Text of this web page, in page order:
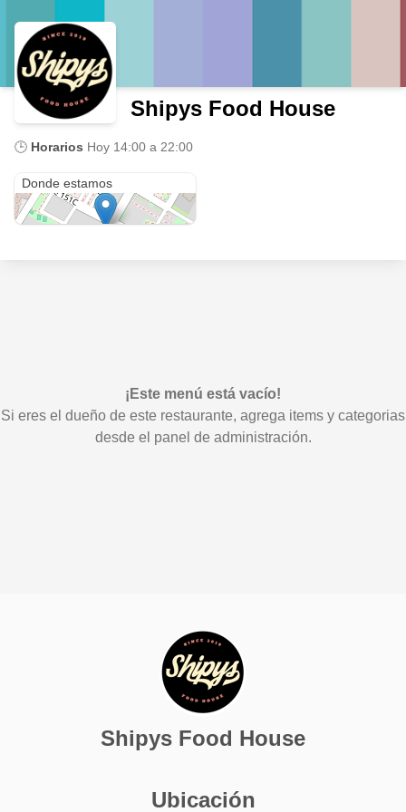
Shipys Food House
🕒 Horarios Hoy 14:00 a 22:00
Donde estamos
¡Este menú está vacío!
Si eres el dueño de este restaurante, agrega items y categorias
desde el panel de administración.
Shipys Food House
Ubicación